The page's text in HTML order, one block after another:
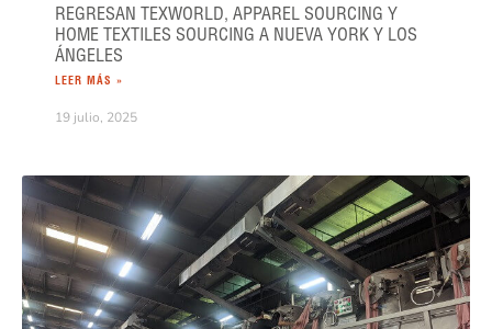
REGRESAN TEXWORLD, APPAREL SOURCING Y
HOME TEXTILES SOURCING A NUEVA YORK Y LOS
ÁNGELES
LEER MÁS »
19 julio, 2025